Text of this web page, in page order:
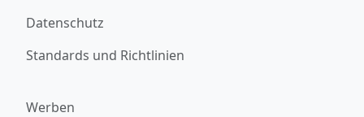
Datenschutz
Standards und Richtlinien
Werben